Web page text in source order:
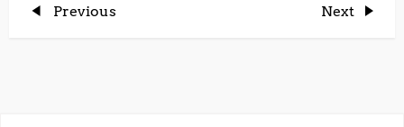
P
Previous
Previous
Next
Next